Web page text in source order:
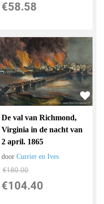
€58.58
De val van Richmond,
Virginia in de nacht van
2 april. 1865
doorCurrier en Ives
€180.00
€104.40